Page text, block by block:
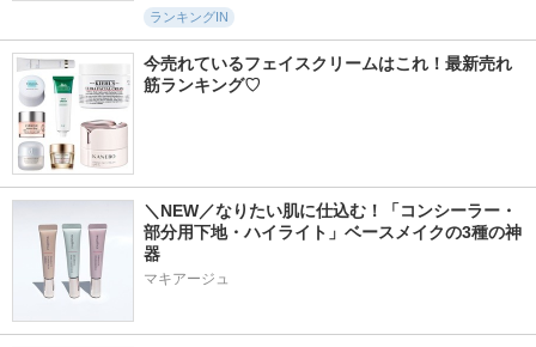
ランキングIN
今売れているフェイスクリームはこれ！最新売れ
筋ランキング♡
＼NEW／なりたい肌に仕込む！「コンシーラー・
部分用下地・ハイライト」ベースメイクの3種の神
器
マキアージュ